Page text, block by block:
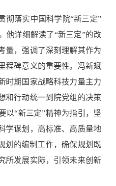
彻落实中国科学院“新三定”
他详细解读了“新三定”的改
量，强调了深刻理解其作为
程碑意义的重要性。冯新斌
时期国家战略科技力量主力
和行动统一到院党组的决策
以“新三定”精神为指引，坚
学谋划，高标准、高质量地
划的编制工作，确保规划既
所发展实际，引领未来创新